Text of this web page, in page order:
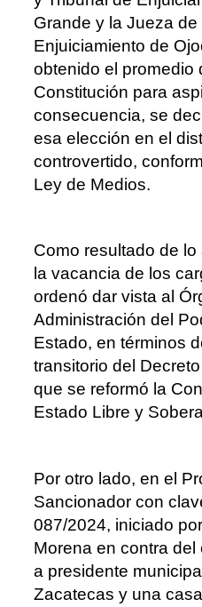
Grande y la Jueza
Enjuiciamiento de
obtenido el promedio
Constitución para
consecuencia, se
esa elección en el
controvertido,
Ley de Medios.
Como resultado de
la vacancia de los
ordenó dar vista al
Administración del
Estado, en términos
transitorio del
que se reformó la
Estado Libre y
Por otro lado, en el
Sancionador con
087/2024, iniciado
Morena en contra
a presidente
Zacatecas y una